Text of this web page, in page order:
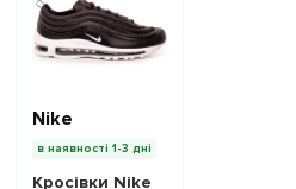
Nike
в наявності 1-3 дні
Кросівки Nike